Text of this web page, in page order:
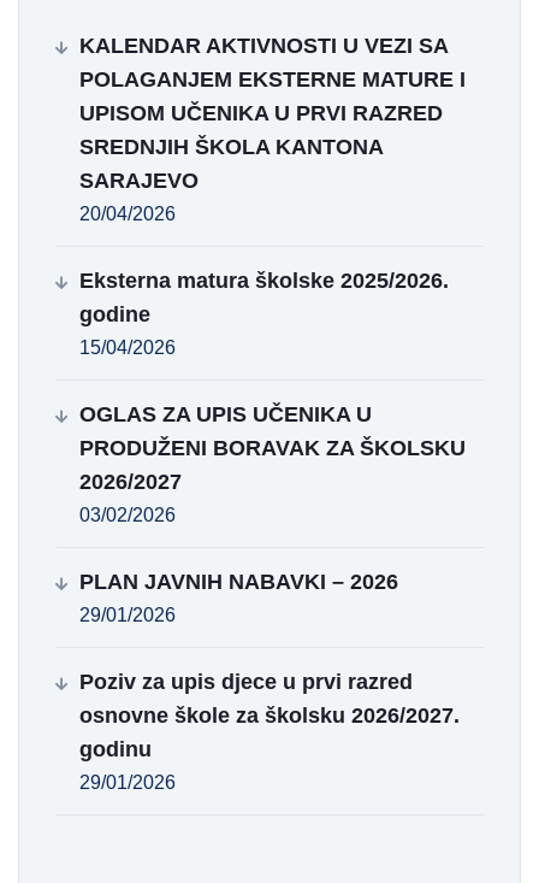
KALENDAR AKTIVNOSTI U VEZI SA
POLAGANJEM EKSTERNE MATURE I
UPISOM UČENIKA U PRVI RAZRED
SREDNJIH ŠKOLA KANTONA
SARAJEVO
20/04/2026
Eksterna matura školske 2025/2026.
godine
15/04/2026
OGLAS ZA UPIS UČENIKA U
PRODUŽENI BORAVAK ZA ŠKOLSKU
2026/2027
03/02/2026
PLAN JAVNIH NABAVKI – 2026
29/01/2026
Poziv za upis djece u prvi razred
osnovne škole za školsku 2026/2027.
godinu
29/01/2026